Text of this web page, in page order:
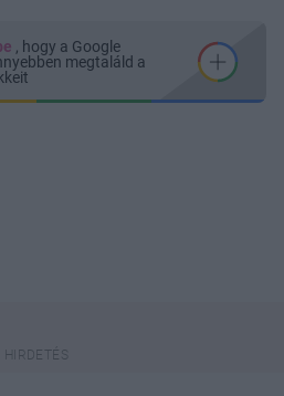
, hogy a Google
megtaláld a